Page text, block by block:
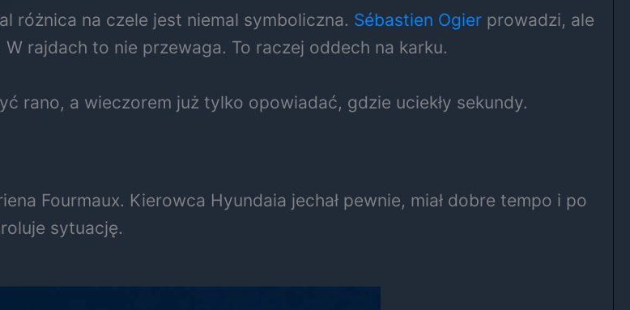
różnica na czele jest niemal symboliczna. Sébastien Ogier prowadzi, ale
W rajdach to nie przewaga. To raczej oddech na karku.
rano, a wieczorem już tylko opowiadać, gdzie uciekły sekundy.
Fourmaux. Kierowca Hyundaia jechał pewnie, miał dobre tempo i po
sytuację.